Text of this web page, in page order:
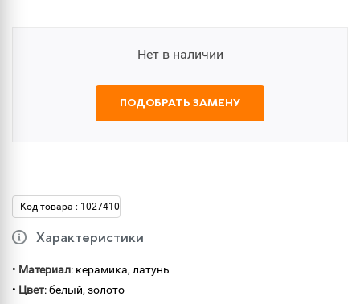
Нет в наличии
ПОДОБРАТЬ ЗАМЕНУ
Код товара : 1027410
Характеристики
• Материал: керамика, латунь
• Цвет: белый, золото